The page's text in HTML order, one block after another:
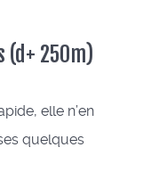
(d+ 250m)
elle n’en
quelques